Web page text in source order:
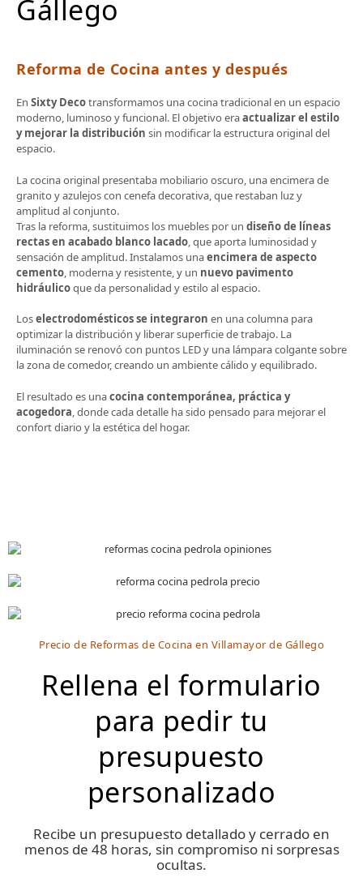
Gállego
Reforma de Cocina antes y después
En Sixty Decotransformamos una cocina tradicional en un espacio
moderno, luminoso y funcional. El objetivo eraactualizar el estilo
y mejorar la distribución sin modificar la estructura original del
espacio.
La cocina original presentaba mobiliario oscuro, una encimera de
granito y azulejos con cenefa decorativa, que restaban luz y
amplitud al conjunto.
Tras la reforma, sustituimos los muebles por un diseño de líneas
rectas en acabado blanco lacado, que aporta luminosidad y
sensación de amplitud. Instalamos unaencimera de aspecto
cemento, moderna y resistente, y un nuevo pavimento
hidráulicoque da personalidad y estilo al espacio.
Loselectrodomésticos se integraron en una columna para
optimizar la distribución y liberar superficie de trabajo. La
iluminación se renovó con puntos LED y una lámpara colgante sobre
la zona de comedor, creando un ambiente cálido y equilibrado.
El resultado es unacocina contemporánea, práctica y
acogedora, donde cada detalle ha sido pensado para mejorar el
confort diario y la estética del hogar.
Precio de Reformas de Cocina en Villamayor de Gállego
Rellena el formulario
para pedir tu
presupuesto
personalizado
Recibe un presupuesto detallado y cerrado en
menos de 48 horas, sin compromiso ni sorpresas
ocultas.